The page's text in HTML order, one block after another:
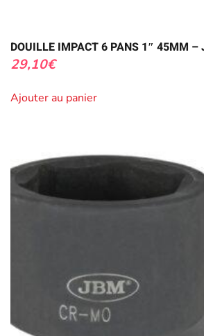
DOUILLE IMPACT 6 PANS 1″ 45MM
29,10€
Ajouter au panier